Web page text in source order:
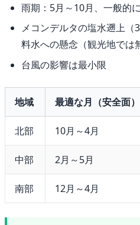
雨期：5月～10月、一般的
メコンデルタの塩水遡上
料水への懸念（観光地では
台風の影響は最小限
地域 最適な月（安全面）
北部 10月～4月
中部 2月～5月
南部 12月～4月